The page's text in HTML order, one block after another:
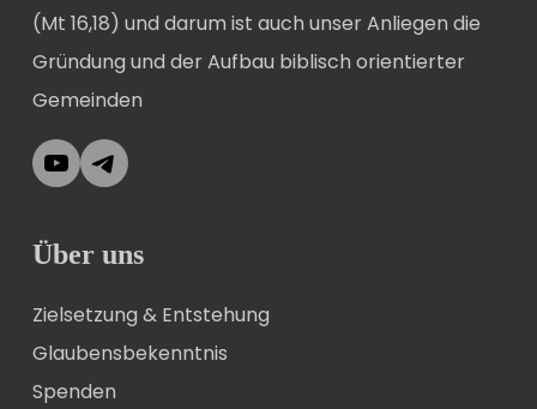
(Mt 16,18) und darum ist auch unser Anliegen die
Gründung und der Aufbau biblisch orientierter
Gemeinden
YouTubeTelegram
Über uns
Zielsetzung & Entstehung
Glaubensbekenntnis
Spenden